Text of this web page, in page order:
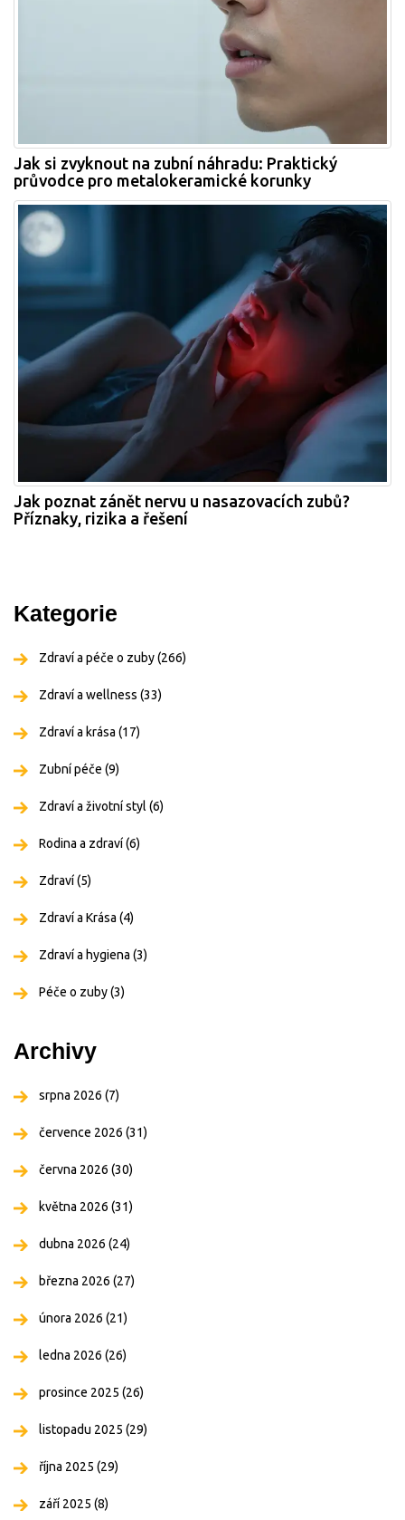
Jak si zvyknout na zubní náhradu: Praktický
průvodce pro metalokeramické korunky
Jak poznat zánět nervu u nasazovacích zubů?
Příznaky, rizika a řešení
Kategorie
Zdraví a péče o zuby(266)
Zdraví a wellness (33)
Zdraví a krása (17)
Zubní péče (9)
Zdraví a životní styl (6)
Rodina a zdraví(6)
Zdraví(5)
Zdraví a Krása (4)
Zdraví a hygiena (3)
Péče o zuby(3)
Archivy
srpna 2026 (7)
července 2026 (31)
června 2026 (30)
května 2026 (31)
dubna 2026 (24)
března 2026 (27)
února 2026 (21)
ledna 2026 (26)
prosince 2025 (26)
listopadu 2025 (29)
října 2025 (29)
září 2025 (8)